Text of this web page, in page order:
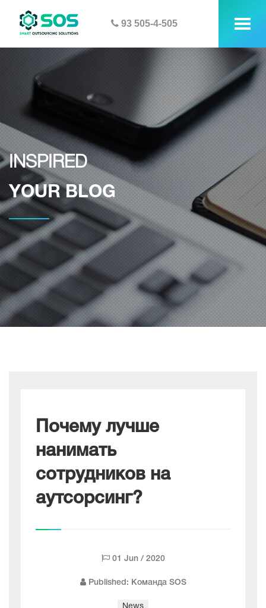
93 505-4-505
INSPIRED
YOUR BLOG
Почему лучше
нанимать
сотрудников на
аутсорсинг?
01 Jun / 2020
Published: Команда SOS